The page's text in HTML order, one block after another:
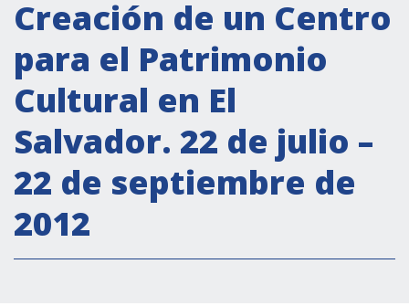
Secretaría Cultural
Secretaría Socioeconómica
Secretaría Técnico-científica
Forum Pymes
Conferencia Italia- América Latina y el Caribe
Red para la promoción de la igualdad de
género
Creación de un Centro
para el Patrimonio
Cultural en El
Salvador. 22 de julio –
22 de septiembre de
2012